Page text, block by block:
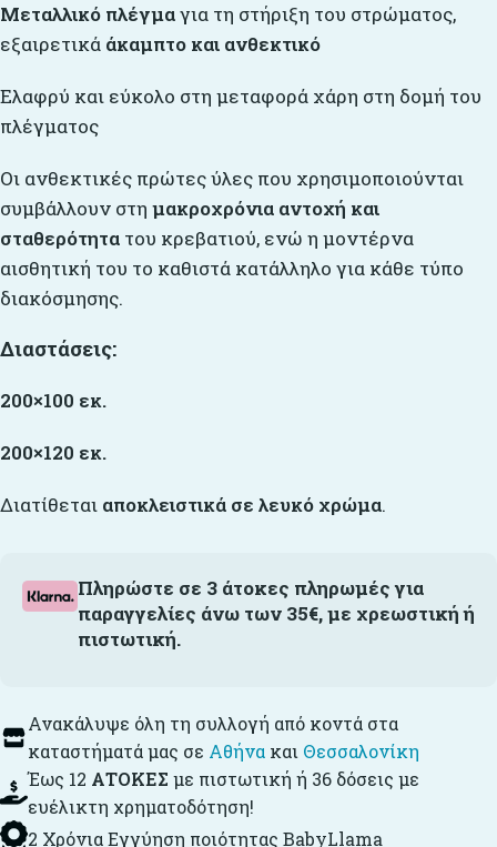
Μεταλλικό πλέγμαγια τη στήριξη του στρώματος,
εξαιρετικά άκαμπτο και ανθεκτικό
Ελαφρύ και εύκολο στη μεταφορά χάρη στη δομή του
πλέγματος
Οι ανθεκτικές πρώτες ύλες που χρησιμοποιούνται
συμβάλλουν στη μακροχρόνια αντοχή και
σταθερότητα του κρεβατιού, ενώ η μοντέρνα
αισθητική του το καθιστά κατάλληλο για κάθε τύπο
διακόσμησης.
Διαστάσεις:
200×100 εκ.
200×120 εκ.
Διατίθεται αποκλειστικά σε λευκό χρώμα.
Πληρώστε σε 3 άτοκες πληρωμές για
παραγγελίες άνω των 35€, με χρεωστική ή
πιστωτική.
Ανακάλυψε όλη τη συλλογή από κοντά στα
καταστήματά μας σε Αθήνα και Θεσσαλονίκη
Έως 12 ΑΤΟΚΕΣ με πιστωτική ή 36 δόσεις με
ευέλικτη χρηματοδότηση!
2 Χρόνια Εγγύηση ποιότητας BabyLlama